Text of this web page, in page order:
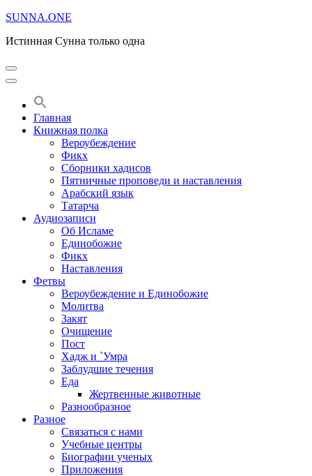
Перейти
содержимому
Enter)
SUNNA.ONE
Истинная Сунна только одна
Главная
Книжная полка
Вероубеждение
Фикх
Сборники хадисов
Пятничные проповеди и наставления
Арабский язык
Татарча
Аудиозаписи
Об Исламе
Единобожие
Фикх
Наставления
Фетвы
Вероубеждение и Единобожие
Молитва
Закят
Очищение
Пост
Хадж и `Умра
Заблудшие течения
Еда
Жертвенные животные
Разнообразное
Разное
Связаться с нами
Учебные центры
Биографии ученых
Приложения